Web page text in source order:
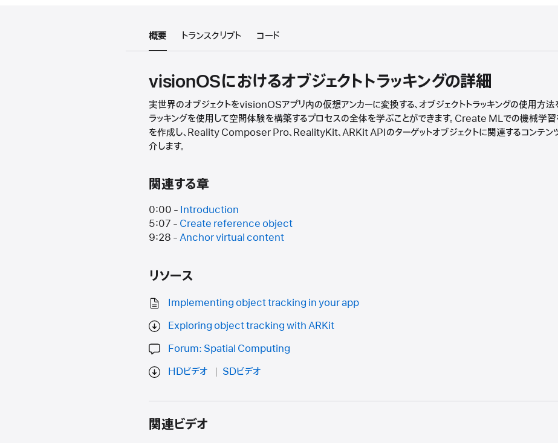
概要 トランスクリプト コード
visionOSにおけるオブジェクトトラッキングの詳細
実世界のオブジェクトをvisionOSアプリ内の仮想アンカーに変換する、オブジェクトトラッキングの使用方法
ラッキングを使用して空間体験を構築するプロセスの全体を学ぶことができます。Create MLでの機械学習
を作成し、Reality Composer Pro、RealityKit、ARKit APIのターゲットオブジェクトに関連するコンテン
介します。
関連する章
0:00 - Introduction
5:07 - Create reference object
9:28 -Anchor virtual content
リソース
Implementing object tracking in your app
Exploring object tracking with ARKit
Forum: Spatial Computing
HDビデオ
SDビデオ
関連ビデオ